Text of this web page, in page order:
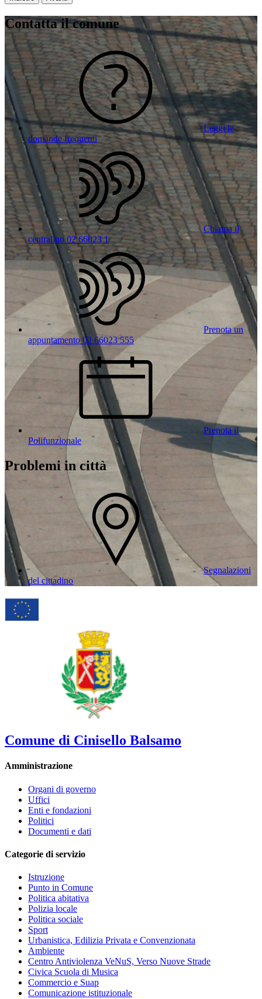
Contatta il comune
Leggi le
domande frequenti
Chiama il
centralino 02 66023 1
Prenota un
appuntamento 02 66023 555
Prenota il
Polifunzionale
Problemi in città
Segnalazioni
del cittadino
Comune di Cinisello Balsamo
Amministrazione
Organi di governo
Uffici
Enti e fondazioni
Politici
Documenti e dati
Categorie di servizio
Istruzione
Punto in Comune
Politica abitativa
Polizia locale
Politica sociale
Sport
Urbanistica, Edilizia Privata e Convenzionata
Ambiente
Centro Antiviolenza VeNuS, Verso Nuove Strade
Civica Scuola di Musica
Commercio e Suap
Comunicazione istituzionale